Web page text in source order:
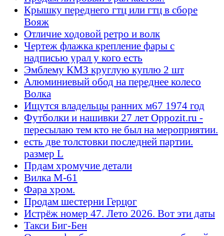
Крышку переднего гтц или гтц в сборе
Вояж
Отличие ходовой ретро и волк
Чертеж флажка крепление фары с
надписью урал у кого есть
Эмблему КМЗ круглую куплю 2 шт
Алюминиевый обод на переднее колесо
Волка
Ищутся владельцы ранних м67 1974 год
Футболки и нашивки 27 лет Oppozit.ru -
пересылаю тем кто не был на мероприятии.
есть две толстовки последней партии.
размер L
Прдам хромучие детали
Вилка М-61
Фара хром.
Продам шестерни Герцог
Истрёж номер 47. Лето 2026. Вот эти даты
Такси Биг-Бен